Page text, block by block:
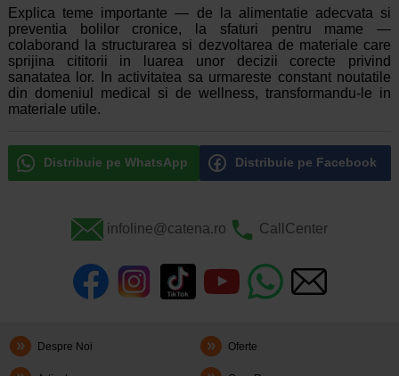
Explica teme importante — de la alimentatie adecvata si
preventia bolilor cronice, la sfaturi pentru mame —
colaborand la structurarea si dezvoltarea de materiale care
sprijina cititorii in luarea unor decizii corecte privind
sanatatea lor. In activitatea sa urmareste constant noutatile
din domeniul medical si de wellness, transformandu-le in
materiale utile.
Distribuie pe WhatsApp Distribuie pe Facebook
infoline@catena.ro CallCenter
Despre Noi Oferte